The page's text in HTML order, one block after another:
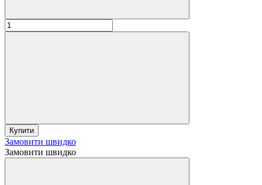
Купити
Замовити швидко
Замовити швидко